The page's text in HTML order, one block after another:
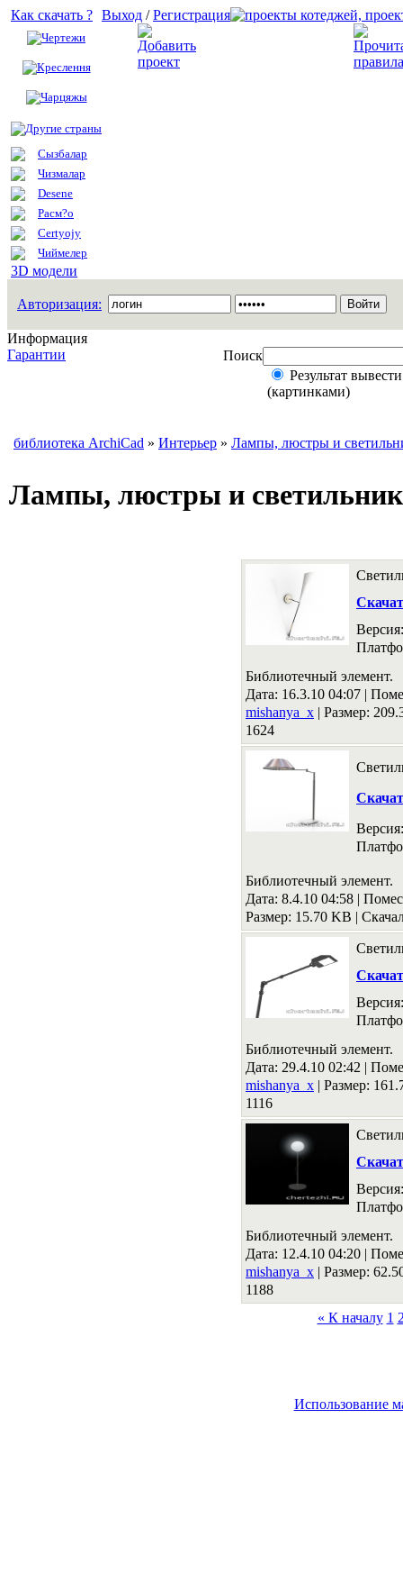
Как скачать ?
Чертежи
Креслення
Чарцяжы
Другие страны
Сызбалар
Чизмалар
Desene
Расм?о
Certyojy
Чиймелер
3D модели
Выход /Регистрация
Авторизация:
Информация
Гарантии
Поиск
Результат
(картинками)
библиотека ArchiCad » Интерьер » Лампы, люстры и
Лампы, люстры и
Библиотечный элемент.
Дата: 16.3.10 04:07 |
mishanya_x | Размер:
1624
Библиотечный элемент.
Дата: 8.4.10 04:58 |
Размер: 15.70 KB |
Библиотечный элемент.
Дата: 29.4.10 02:42 |
mishanya_x | Размер:
1116
Библиотечный элемент.
Дата: 12.4.10 04:20 |
mishanya_x | Размер:
1188
« К началу 1
Использование